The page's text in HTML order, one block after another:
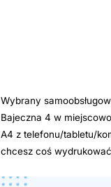
Wybrany
Bajeczna 4 w
A4 z telefonu/tabletu/
chcesz coś